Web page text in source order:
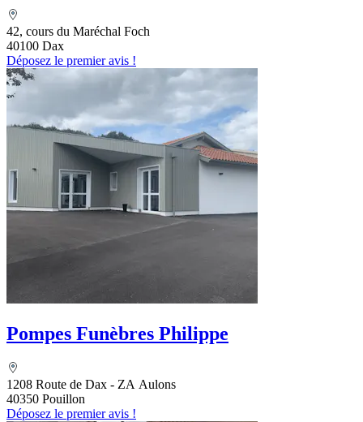
42, cours du Maréchal Foch
40100 Dax
Déposez le premier avis !
Pompes Funèbres Philippe
1208 Route de Dax - ZA Aulons
40350 Pouillon
Déposez le premier avis !